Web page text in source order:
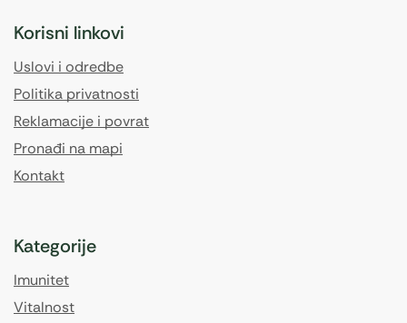
Korisni linkovi
Uslovi i odredbe
Politika privatnosti
Reklamacije i povrat
Pronađi na mapi
Kontakt
Kategorije
Imunitet
Vitalnost